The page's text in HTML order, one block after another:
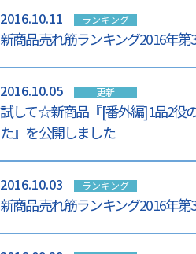
2016.10.11 ランキング
新商品売れ筋ランキング2016年
2016.10.05 更新
試して☆新商品『[番外編]1品2役
た』を公開しました
2016.10.03 ランキング
新商品売れ筋ランキング2016年